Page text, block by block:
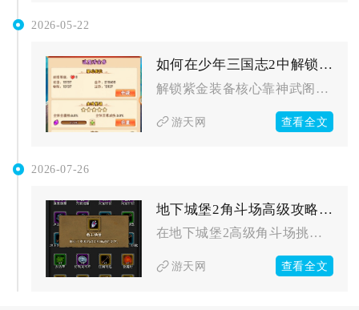
2026-05-22
如何在少年三国志2中解锁紫金装备
解锁紫金装备核心靠神武阁宝藏、横扫千军玩法，再辅以讨伐神兽、...
游天网 查看全文
2026-07-26
地下城堡2角斗场高级攻略应该如何选择装备
在地下城堡2高级角斗场挑选装备，核心思路是区分坦克、治疗、输...
游天网 查看全文